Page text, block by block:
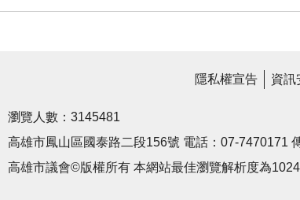
隱私權宣告 資訊
瀏覽人數：3145481
高雄市鳳山區國泰路二段156號 電話：07-7470171
高雄市議會©版權所有 本網站最佳瀏覽解析度為